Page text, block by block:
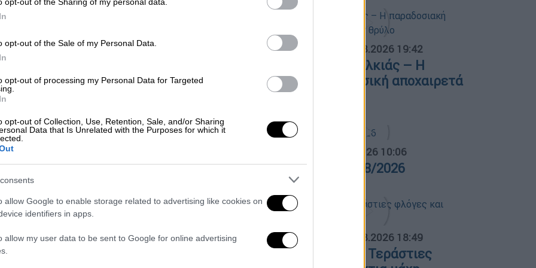
opt-out of the Sale of my Personal Data.
opt-out of processing my Personal Data for Targeted
opt-out of Collection, Use, Retention, Sale, and/or Sharing
Data that Is Unrelated with the Purposes for which it
allow Google to enable storage related to advertising like cookies on
identifiers in apps.
allow my user data to be sent to Google for online advertising
Υγεία|16.07.2026 14:00
ημερών για τα δωρεάν φάρμακα
για την παχυσαρκία – Στον αέρα
Στον «αέρα» είναι ακόμη 43.500
Υγεία|11.07.2026 06:12
Τεχνητή Νοημοσύνη κατά της
ΑΠΟΣΠΑΣΜΑΤΑ... 06.08.2026 19:42
Έφυγε ο Λάκης Χαλκιάς – Η
παραδοσιακή μουσική αποχαιρετά
έναν θρύλο
06.08.2026 10:06
Ώρα Ελλάδος 06/08/2026
ΑΠΟΣΠΑΣΜΑΤΑ... 06.08.2026 18:49
Φωτιά στη Σκύρο: Τεράστιες